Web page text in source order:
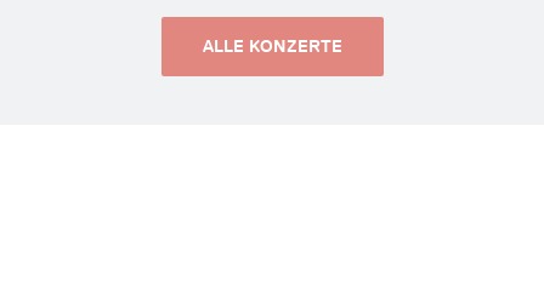
ALLE KONZERTE